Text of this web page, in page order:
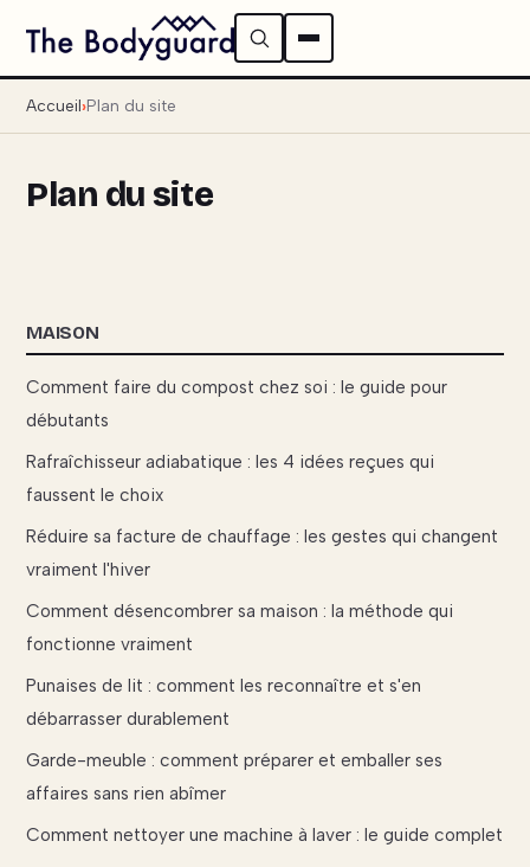
Accueil Plan du site
Plan du site
MAISON
Comment faire du compost chez soi : le guide pour
débutants
Rafraîchisseur adiabatique : les 4 idées reçues qui
faussent le choix
Réduire sa facture de chauffage : les gestes qui changent
vraiment l'hiver
Comment désencombrer sa maison : la méthode qui
fonctionne vraiment
Punaises de lit : comment les reconnaître et s'en
débarrasser durablement
Garde-meuble : comment préparer et emballer ses
affaires sans rien abîmer
Comment nettoyer une machine à laver : le guide complet